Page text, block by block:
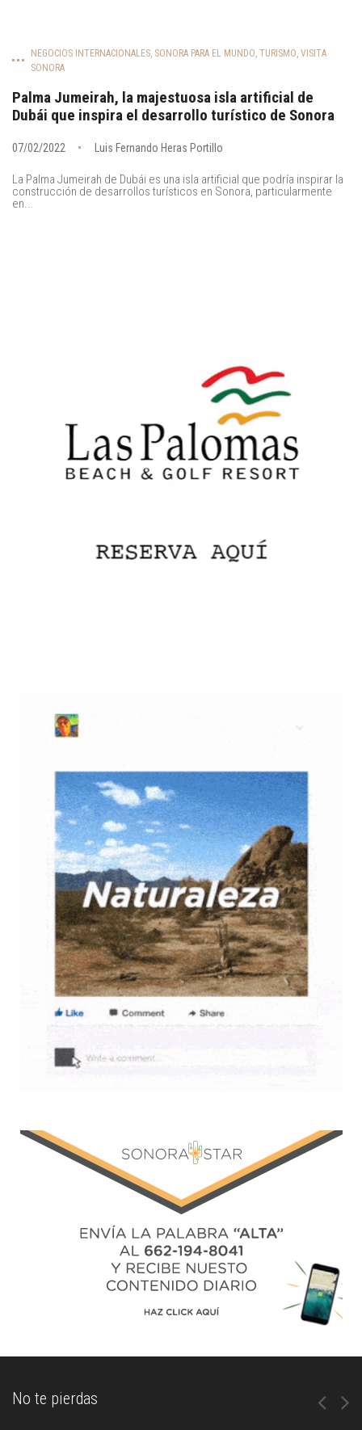
NEGOCIOS INTERNACIONALES SONORA PARA EL MUNDO TURISMO VISITA
SONORA
Palma Jumeirah, la majestuosa isla artificial de
Dubái que inspira el desarrollo turístico de Sonora
07/02/2022 Luis Fernando Heras Portillo
La Palma Jumeirah de Dubái es una isla artificial que podría inspirar la
construcción de desarrollos turísticos en Sonora, particularmente
en...
No te pierdas